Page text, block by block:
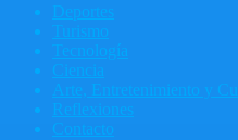
Deportes
Turismo
Tecnología
Ciencia
Arte, Entretenimiento y
Reflexiones
Contacto